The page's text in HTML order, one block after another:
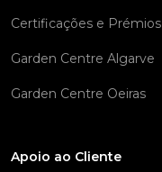
Certificações e Prémios
Garden Centre Algarve
Garden Centre Oeiras
Apoio ao Cliente